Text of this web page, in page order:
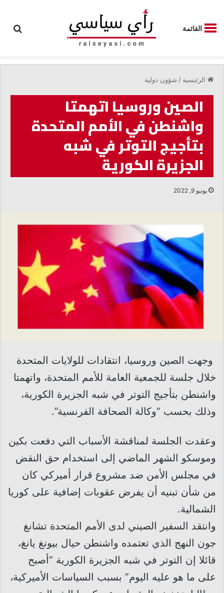
القائمة
الرئيسية / شؤون دولية
الصين وروسيا اتهمتا
واشنطن في الأمم المتحدة
بتأجيج التوتر في شبه
الجزيرة الكورية
يونيو 9, 2022
وجهت الصين وروسيا، انتقادات للولايات المتحدة
خلال جلسة للجمعية العامة للأمم المتحدة، واتهمتا
واشنطن بتأجيج التوتر في شبه الجزيرة الكورية،
وذلك بحسب “وكالة الصحافة الفرنسية”.
وعقدت الجلسة لمناقشة الأسباب التي دفعت بكين
وموسكو الشهر الماضي إلى استخدام حق النقض
في مجلس الأمن ضد مشروع قرار أميركي كان
من شأن تبنيه أن يفرض عقوبات إضافية على كوريا
الشمالية.
وانتقد السفير الصيني لدى الأمم المتحدة تشانغ
جون النهج الذي تعتمده واشنطن حيال بيونغ يانغ،
قائلا إن التوتر في شبه الجزيرة الكورية “أصبح
على ما هو عليه اليوم” بسبب السياسات الأميركية،